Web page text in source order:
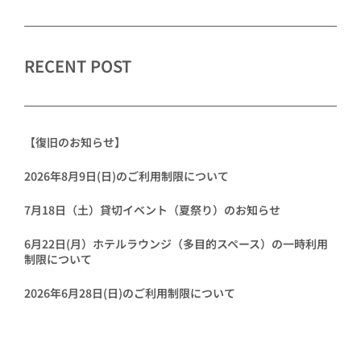
RECENT POST
【復旧のお知らせ】
2026年8月9日(日)のご利用制限について
7月18日（土）貸切イベント（夏祭り）のお知らせ
6月22日(月）ホテルラウンジ（多目的スペース）の一時利用
制限について
2026年6月28日(日)のご利用制限について